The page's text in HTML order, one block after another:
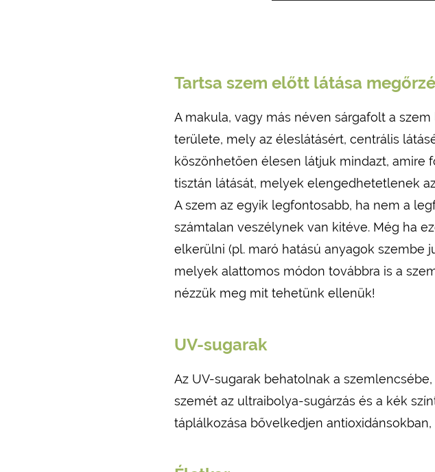
Tartsa szem előtt látása
A makula, vagy más néven sárgafolt a
területe, mely az éleslátásért, centrális
köszönhetően élesen látjuk mindazt, amire
tisztán látását, melyek elengedhetetlenek
A szem az egyik legfontosabb, ha nem a
számtalan veszélynek van kitéve. Még ha
elkerülni (pl. maró hatású anyagok szembe
melyek alattomos módon továbbra is a
nézzük meg mit tehetünk ellenük!
UV-sugarak
Az UV-sugarak behatolnak a
szemét az ultraibolya-sugárzás és a kék
táplálkozása bővelkedjen